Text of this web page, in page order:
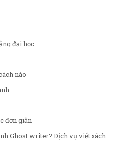
đại học
nào
đơn giản
Ghost writer? Dịch vụ viết sách